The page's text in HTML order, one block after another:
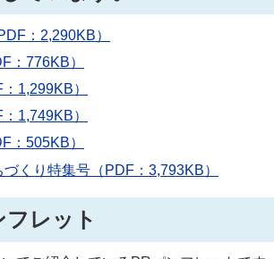
：2,290KB）
：776KB）
1,299KB）
1,749KB）
：505KB）
くり特集号（PDF：3,793KB）
フレット